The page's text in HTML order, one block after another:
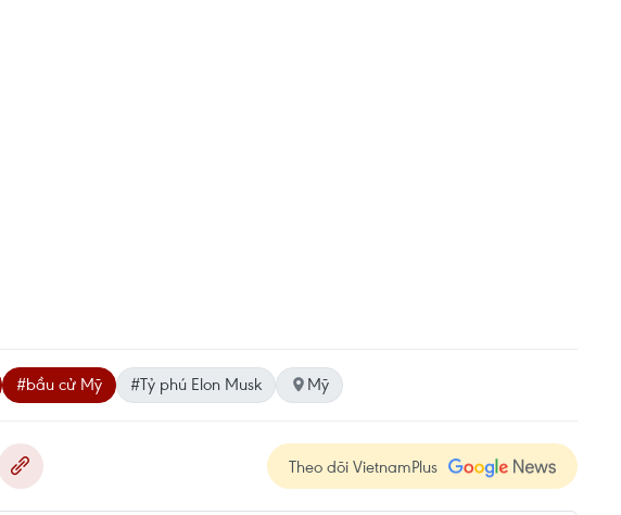
#bầu cử Mỹ #Tỷ phú Elon Musk Mỹ
Theo dõi VietnamPlus